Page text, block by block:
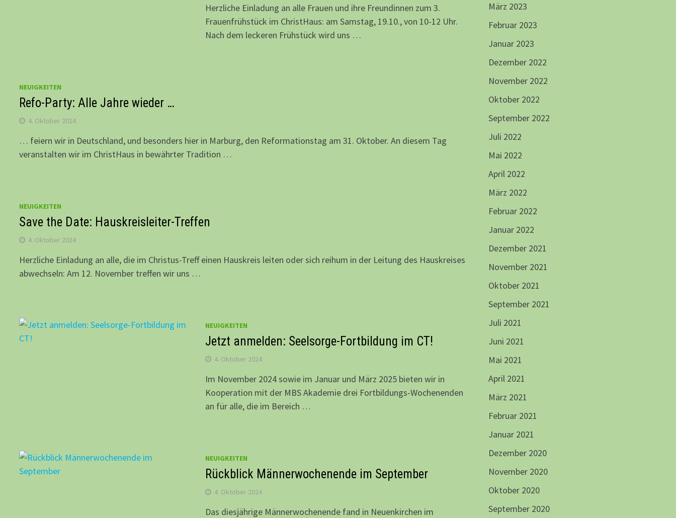
Herzliche Einladung an alle Frauen und ihre Freundinnen zum 3.
Frauenfrühstück im ChristHaus: am Samstag, 19.10., von 10-12 Uhr.
Nach dem leckeren Frühstück wird uns …
NEUIGKEITEN
Refo-Party: Alle Jahre wieder …
4. Oktober 2024
… feiern wir in Deutschland, und besonders hier in Marburg, den Reformationstag am 31. Oktober. An diesem Tag
veranstalten wir im ChristHaus in bewährter Tradition …
NEUIGKEITEN
Save the Date: Hauskreisleiter-Treffen
4. Oktober 2024
Herzliche Einladung an alle, die im Christus-Treff einen Hauskreis leiten oder sich reihum in der Leitung des Hauskreises
abwechseln: Am 12. November treffen wir uns …
NEUIGKEITEN
Jetzt anmelden: Seelsorge-Fortbildung im CT!
4. Oktober 2024
Im November 2024 sowie im Januar und März 2025 bieten wir in
Kooperation mit der MBS Akademie drei Fortbildungs-Wochenenden
an für alle, die im Bereich …
NEUIGKEITEN
Rückblick Männerwochenende im September
4. Oktober 2024
Das diesjährige Männerwochenende fand in Neuenkirchen im
März 2023
Februar 2023
Januar 2023
Dezember 2022
November 2022
Oktober 2022
September 2022
Juli 2022
Mai 2022
April 2022
März 2022
Februar 2022
Januar 2022
Dezember 2021
November 2021
Oktober 2021
September 2021
Juli 2021
Juni 2021
Mai 2021
April 2021
März 2021
Februar 2021
Januar 2021
Dezember 2020
November 2020
Oktober 2020
September 2020